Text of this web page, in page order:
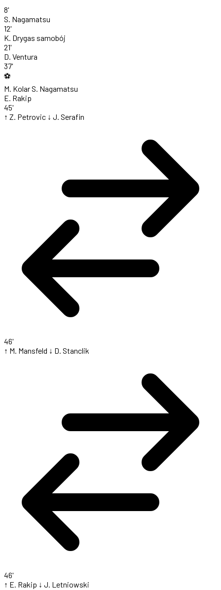
8'
S. Nagamatsu
12'
K. Drygas samobój
21'
D. Ventura
37'
⚽
M. KolarS. Nagamatsu
E. Rakip
45'
↑ Z. Petrovic ↓ J. Serafin
46'
↑ M. Mansfeld ↓ D. Stanclik
46'
↑ E. Rakip ↓ J. Letniowski